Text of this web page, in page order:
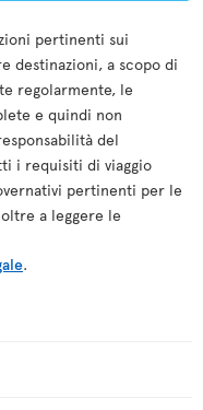
pertinenti sui
destinazioni, a scopo di
regolarmente, le
e quindi non
del
i requisiti di viaggio
pertinenti per le
a leggere le
.